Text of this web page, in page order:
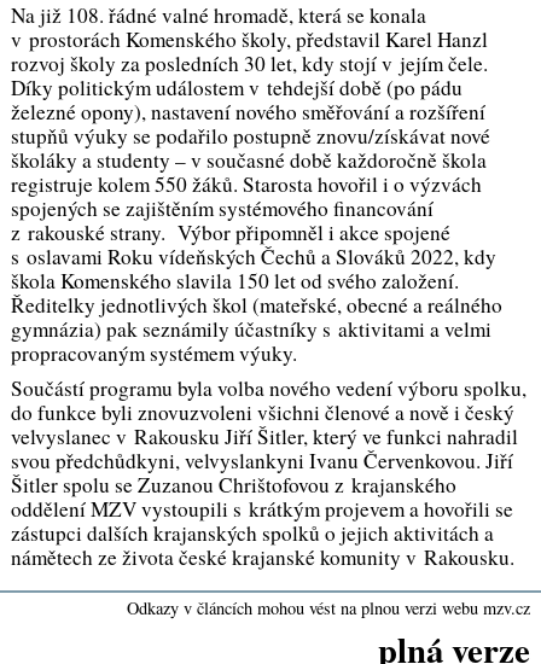
Na již 108. řádné valné hromadě, která se konala
v prostorách Komenského školy, představil Karel Hanzl
rozvoj školy za posledních 30 let, kdy stojí v jejím čele.
Díky politickým událostem v tehdejší době (po pádu
železné opony), nastavení nového směřování a rozšíření
stupňů výuky se podařilo postupně znovu/získávat nové
školáky a studenty – v současné době každoročně škola
registruje kolem 550 žáků. Starosta hovořil i o výzvách
spojených se zajištěním systémového financování
z rakouské strany. Výbor připomněl i akce spojené
s oslavami Roku vídeňských Čechů a Slováků 2022, kdy
škola Komenského slavila 150 let od svého založení.
Ředitelky jednotlivých škol (mateřské, obecné a reálného
gymnázia) pak seznámily účastníky s aktivitami a velmi
propracovaným systémem výuky.
Součástí programu byla volba nového vedení výboru spolku,
do funkce byli znovuzvoleni všichni členové a nově i český
velvyslanec v Rakousku Jiří Šitler, který ve funkci nahradil
svou předchůdkyni, velvyslankyni Ivanu Červenkovou. Jiří
Šitler spolu se Zuzanou Chrištofovou z krajanského
oddělení MZV vystoupili s krátkým projevem a hovořili se
zástupci dalších krajanských spolků o jejich aktivitách a
námětech ze života české krajanské komunity v Rakousku.
Odkazy v článcích mohou vést na plnou verzi webu mzv.cz
plná verze